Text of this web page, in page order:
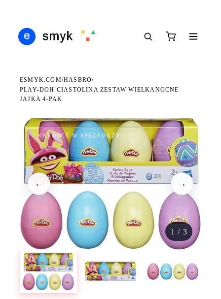
ESMYK.COM/HASBRO/
PLAY-DOH CIASTOLINA ZESTAW WIELKANOCNE
JAJKA 4-PAK
WKRÓTCE W SPRZEDAŻY
← →
1 / 3